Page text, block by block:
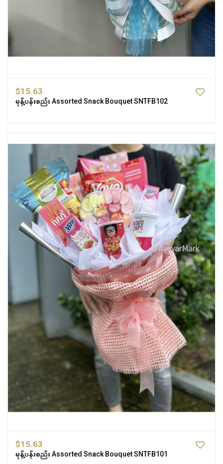
$15.63
မုန့်ပန်းစည်း Assorted Snack Bouquet SNTFB102
$15.63
မုန့်ပန်းစည်း Assorted Snack Bouquet SNTFB101